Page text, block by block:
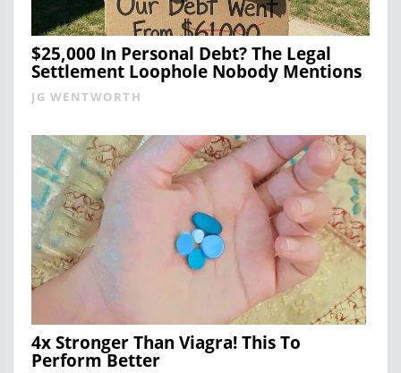
$25,000 In Personal Debt? The Legal
Settlement Loophole Nobody Mentions
JG WENTWORTH
4x Stronger Than Viagra! This To
Perform Better